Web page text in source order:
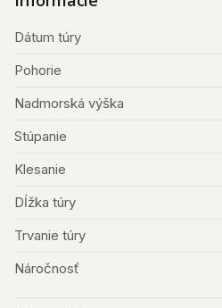
Dátum túry
Pohorie
Nadmorská výška
Stúpanie
Klesanie
Dĺžka túry
Trvanie túry
Náročnosť